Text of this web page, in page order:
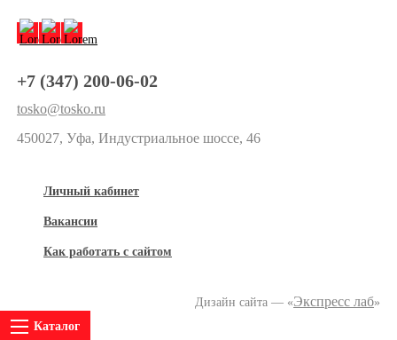
+7 (347) 200-06-02
tosko@tosko.ru
450027, Уфа, Индустриальное шоссе, 46
Личный кабинет
Вакансии
Как работать с сайтом
Дизайн сайта — «Экспресс лаб»
Каталог